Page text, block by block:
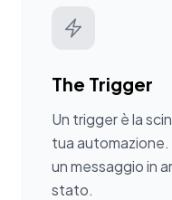
The Trigger
Un trigger è la
tua
un messaggio in
stato.